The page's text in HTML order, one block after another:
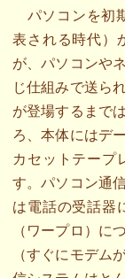
パソコンを初
表される時代）
が、パソコンや
じ仕組みで送ら
が登場するまで
ろ、本体にはデ
カセットテープ
す。パソコン通
は電話の受話器
（ワープロ）に
（すぐにモデム